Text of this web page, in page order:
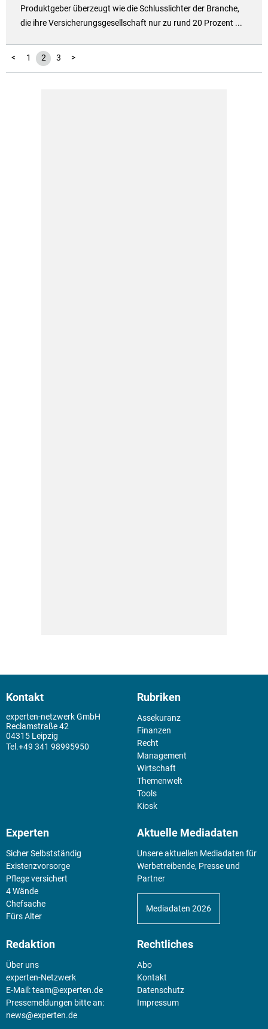
Produktgeber überzeugt wie die Schlusslichter der Branche,
die ihre Versicherungsgesellschaft nur zu rund 20 Prozent ...
< 1 2 3 >
Kontakt
experten-netzwerk GmbH
Reclamstraße 42
04315 Leipzig
+49 341 98995950
Rubriken
Assekuranz
Finanzen
Recht
Management
Wirtschaft
Themenwelt
Tools
Kiosk
Experten
Sicher Selbstständig
Existenz­vorsorge
Pflege versichert
4 Wände
Chefsache
Fürs Alter
Aktuelle Mediadaten
Unsere aktuellen Mediadaten für
Werbetreibende, Presse und
Partner
Mediadaten 2026
Redaktion
Über uns
experten-Netzwerk
E-Mail:team@experten.de
Pressemeldungen bitte an:
news@experten.de
Rechtliches
Abo
Kontakt
Datenschutz
Impressum